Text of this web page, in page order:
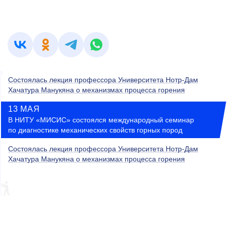
Состоялась лекция профессора Университета Нотр-Дам
Хачатура Манукяна о механизмах процесса горения
13 МАЯ
В НИТУ «МИСИС» состоялся международный семинар
по диагностике механических свойств горных пород
Состоялась лекция профессора Университета Нотр-Дам
Хачатура Манукяна о механизмах процесса горения